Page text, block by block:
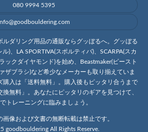
080 9994 5395
ルダリング用品の通販ならグッぼるへ。グッぼる
)、LA SPORTIVA(スポルティバ)、SCARPA(スカ
ックダイヤモンド)を始め、Beastmaker(ビースト
ザブラシ)など希少なメーカーも取り揃えていま
購入は「送料無料」。購入後もピッタリ合うまで
無料」。あなたにピッタリのギアを見つけて、
トレーニングに臨みましょう。
画像および文書の無断転載は禁止です。
goodbouldering All Rights Reserve.